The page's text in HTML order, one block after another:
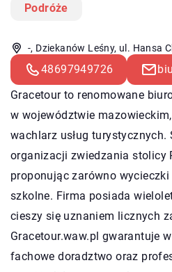
Podróże
-, Dziekanów Leśny, ul. Hansa
48697949726
Gracetourto renomowane
w województwie
wachlarz usług turystycznych.
organizacji zwiedzania stolicy
proponując zarówno
szkolne. Firma posiada
cieszy się uznaniem licznych
Gracetour.waw.pl gwarantuje
fachowe doradztwo oraz